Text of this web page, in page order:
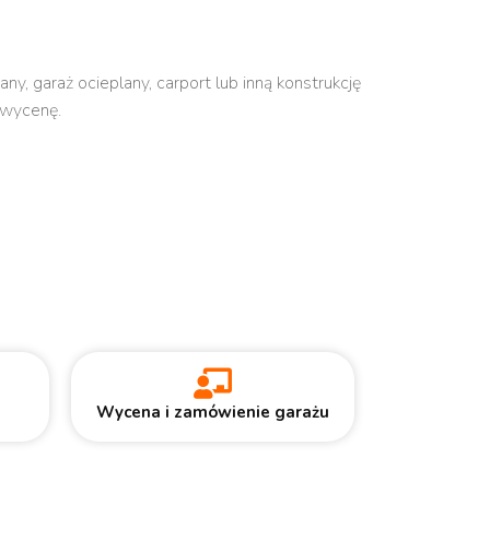
garaż ocieplany, carport lub inną konstrukcję
Wycena i zamówienie garażu